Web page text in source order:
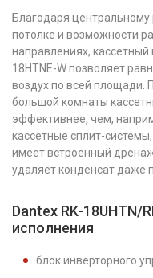
Благодаря
потолке и возможности
направлениях, кассетный
18HTNE-W позволяет
воздух по всей площади.
большой комнаты
эффективнее, чем,
кассетные сплит-
имеет встроенный
удаляет конденсат даже
Dantex RK-18UHTN/
исполнения
блок инверторного